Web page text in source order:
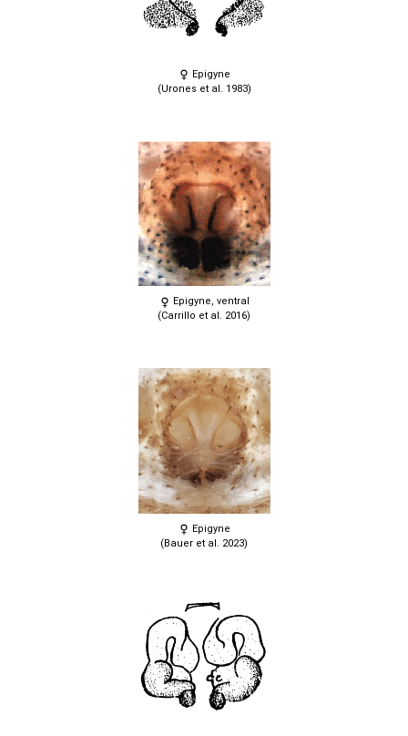
Epigyne
(Urones et al. 1983)
Epigyne, ventral
(Carrillo et al. 2016)
Epigyne
(Bauer et al. 2023)